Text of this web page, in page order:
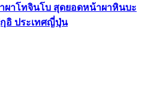
ผาโทจินโบ สุดยอดหน้าผาหินบะ
อิ ประเทศญี่ปุ่น